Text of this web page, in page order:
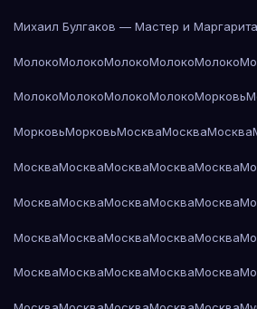
Михаил Булгаков — Мастер и Маргарита
МолокоМолокоМолокоМолокоМолоко
МолокоМолокоМолокоМолокоМорковь
МорковьМорковьМоскваМоскваМосква
МоскваМоскваМоскваМоскваМосква
МоскваМоскваМоскваМоскваМосква
МоскваМоскваМоскваМоскваМосква
МоскваМоскваМоскваМоскваМосква